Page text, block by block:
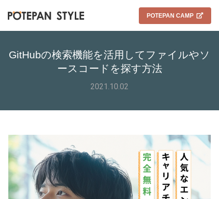
POTEPAN CAMP
GitHubの検索機能を活用してファイルやソ
ースコードを探す方法
2021.10.02